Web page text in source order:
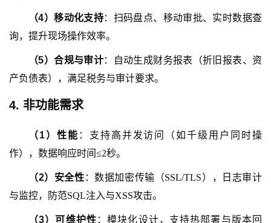
（4）移动化支持：扫码盘点、移动审批、实时数据查
询，提升现场操作效率。
（5）合规与审计：自动生成财务报表（折旧报表、资
产负债表），满足税务与审计要求。
4. 非功能需求
（ 1） 性能 ：支持高并发访问（如千级用户同时操
作），数据响应时间≤2秒。
（2） 安全性 ：数据加密传输（SSL/TLS），日志审计
与监控，防范SQL注入与XSS攻击。
（3）可维护性 ：模块化设计，支持热部署与版本回